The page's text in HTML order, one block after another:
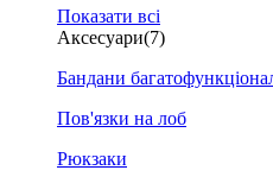
Показати всі
Аксесуари(7)
Бандани
Пов'язки на лоб
Рюкзаки